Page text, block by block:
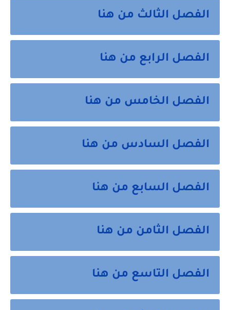
الفصل الثالث من هنا
الفصل الرابع من هنا
الفصل الخامس من هنا
الفصل السادس من هنا
الفصل السابع من هنا
الفصل الثامن من هنا
الفصل التاسع من هنا